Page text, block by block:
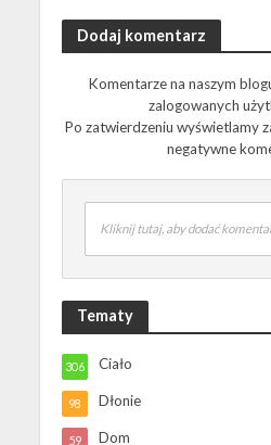
Dodaj komentarz
Komentarze na naszym
zalogowanych
Po zatwierdzeniu wyświetlamy
negatywne
Kliknij tutaj, aby dodać
Tematy
Ciało
306
Dłonie
98
Dom
59